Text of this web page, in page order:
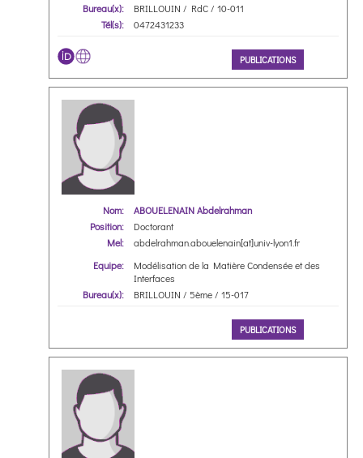
Bureau(x):
BRILLOUIN / RdC / 10-011
Tél(s):
0472431233
PUBLICATIONS
Nom:
ABOUELENAIN Abdelrahman
Position:
Doctorant
Mel:
abdelrahman.abouelenain[at]univ-lyon1.fr
Equipe:
Modélisation de la Matière Condensée et des
Interfaces
Bureau(x):
BRILLOUIN / 5ème / 15-017
PUBLICATIONS